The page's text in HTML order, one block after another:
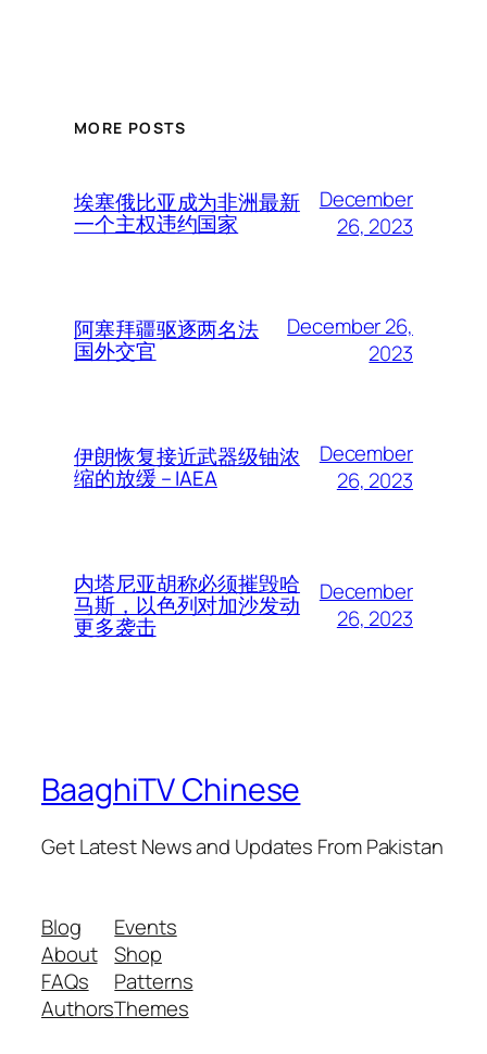
MORE POSTS
埃塞俄比亚成为非洲最新
一个主权违约国家
December
26, 2023
阿塞拜疆驱逐两名法
国外交官
December 26,
2023
伊朗恢复接近武器级铀浓
缩的放缓 – IAEA
December
26, 2023
内塔尼亚胡称必须摧毁哈
马斯，以色列对加沙发动
更多袭击
December
26, 2023
BaaghiTV Chinese
Get Latest News and Updates From Pakistan
Blog
About
FAQs
Authors
Events
Shop
Patterns
Themes